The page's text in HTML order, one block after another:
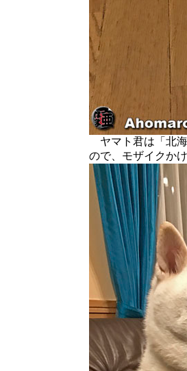
ヤマト君は「北
ので、モザイクかけ